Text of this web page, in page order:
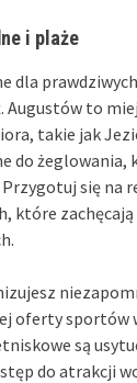
i plaże
dla
Augustów to
takie jak
do żeglowania,
się na
które
oferty sportów
są
do atrakcji